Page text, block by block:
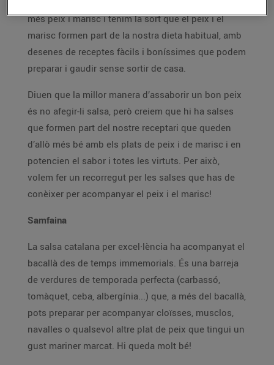
més peix i marisc i tenim la sort que el peix i el
marisc formen part de la nostra dieta habitual, amb
desenes de receptes fàcils i boníssimes que podem
preparar i gaudir sense sortir de casa.
Diuen que la millor manera d’assaborir un bon peix
és no afegir-li salsa, però creiem que hi ha salses
que formen part del nostre receptari que queden
d’allò més bé amb els plats de peix i de marisc i en
potencien el sabor i totes les virtuts. Per això,
volem fer un recorregut per les salses que has de
conèixer per acompanyar el peix i el marisc!
Samfaina
La salsa catalana per excel·lència ha acompanyat el
bacallà des de temps immemorials. És una barreja
de verdures de temporada perfecta (carbassó,
tomàquet, ceba, albergínia...) que, a més del bacallà,
pots preparar per acompanyar cloïsses, musclos,
navalles o qualsevol altre plat de peix que tingui un
gust mariner marcat. Hi queda molt bé!